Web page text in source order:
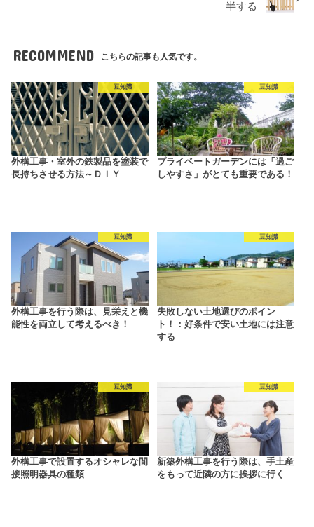
半する
RECOMMEND こちらの記事も人気です。
豆知識
外構工事・室外の鉄製品を塗装で
長持ちさせる方法～ＤＩＹ
豆知識
プライベートガーデンには「過ご
しやすさ」がとても重要である！
豆知識
外構工事を行う際は、見栄えと機
能性を両立して考えるべき！
豆知識
失敗しない土地選びのポイン
ト！：好条件で安い土地には注意
する
豆知識
外構工事で設置するオシャレな間
接照明器具の種類
豆知識
新築外構工事を行う際は、手土産
をもって近隣の方に挨拶に行く